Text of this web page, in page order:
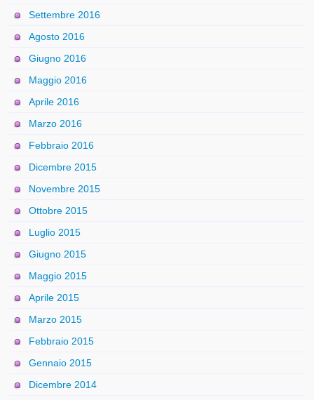
Settembre 2016
Agosto 2016
Giugno 2016
Maggio 2016
Aprile 2016
Marzo 2016
Febbraio 2016
Dicembre 2015
Novembre 2015
Ottobre 2015
Luglio 2015
Giugno 2015
Maggio 2015
Aprile 2015
Marzo 2015
Febbraio 2015
Gennaio 2015
Dicembre 2014